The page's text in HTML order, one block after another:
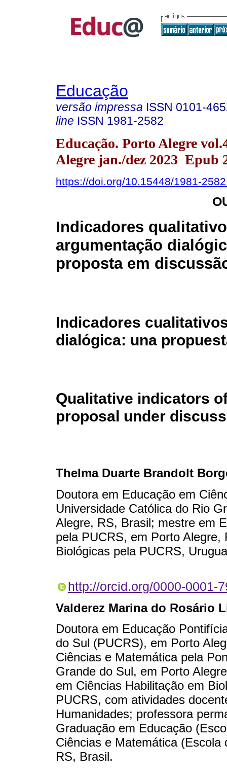
Educação
versão impressa ISSN 0101-
line ISSN 1981-2582
Educação. Porto Alegre
Alegre jan./dez 2023 Epub
https://doi.org/10.15448/1981-
Indicadores
argumentação
proposta em
Indicadores
dialógica: una
Qualitative indicators
proposal under
Thelma Duarte Brandolt
Doutora em Educação em
Universidade Católica do Rio
Alegre, RS, Brasil; mestre em
pela PUCRS, em Porto
Biológicas pela PUCRS,
http://orcid.org/0000-0001-
Valderez Marina do Rosário
Doutora em Educação
do Sul (PUCRS), em Porto
Ciências e Matemática pela
Grande do Sul, em Porto
em Ciências Habilitação em
PUCRS, com atividades
Humanidades; professora
Graduação em Educação
Ciências e Matemática
RS, Brasil.